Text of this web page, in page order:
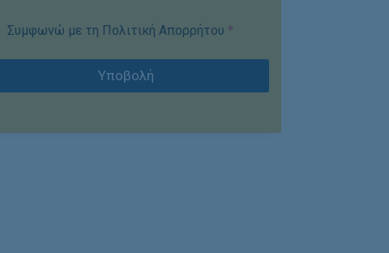
Συμφωνώ με τη Πολιτική Απορρήτου *
Υποβολή